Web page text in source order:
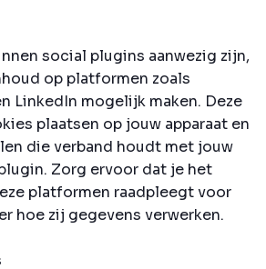
social plugins aanwezig zijn,
op platformen zoals
LinkedIn mogelijk maken. Deze
plaatsen op jouw apparaat en
die verband houdt met jouw
Zorg ervoor dat je het
platformen raadpleegt voor
hoe zij gegevens verwerken.